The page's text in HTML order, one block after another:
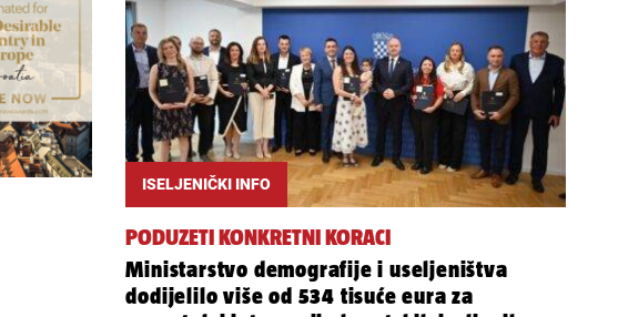
ISELJENIČKI INFO
PODUZETI KONKRETNI KORACI
Ministarstvo demografije i useljeništva
dodijelilo više od 534 tisuće eura za